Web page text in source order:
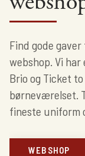
Find gode
webshop. Vi
Brio og Ticket
børneværelset.
fineste uniform
WEBSHOP